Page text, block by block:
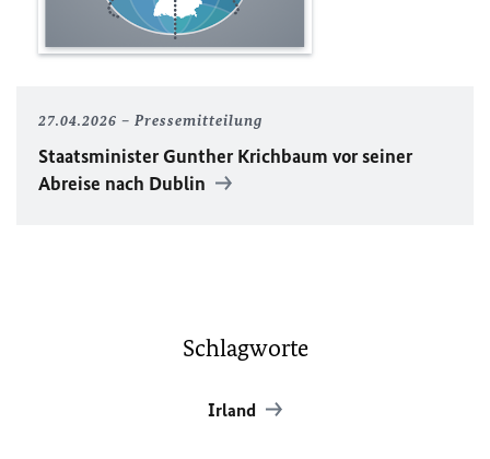
27.04.2026 Pressemitteilung
Staatsminister Gunther Krichbaum vor seiner
Abreise nach Dublin
Schlagworte
Irland